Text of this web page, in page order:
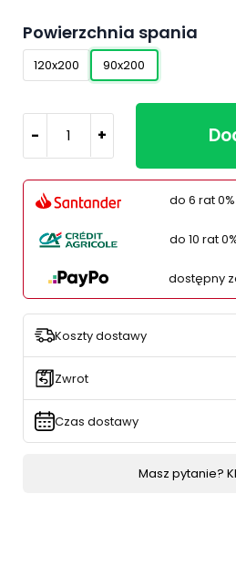
Powierzchnia spania
120x200 90x200
- +
do 6 rat
do 10 rat
dostępny
Koszty dostawy
Zwrot
Czas dostawy
Masz pytanie?